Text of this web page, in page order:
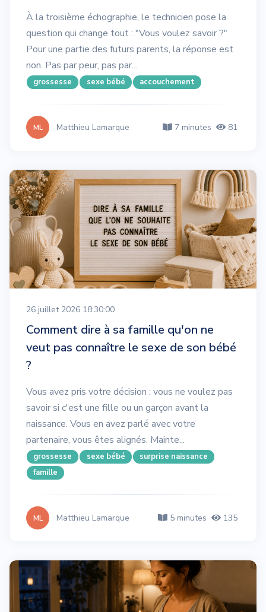
À la troisième échographie, le technicien pose la
question qui change tout : "Vous voulez savoir ?"
Pour une partie des futurs parents, la réponse est
non. Pas par peur, pas par...
grossesse sexe bébé accouchement
ML Matthieu Lamarque 7 minutes 81
26 juillet 2026 18:30:00
Comment dire à sa famille qu'on ne
veut pas connaître le sexe de son bébé
?
Vous avez pris votre décision : vous ne voulez pas
savoir si c'est une fille ou un garçon avant la
naissance. Vous en avez parlé avec votre
partenaire, vous êtes alignés. Mainte...
grossesse sexe bébé
surprise naissance
famille
ML Matthieu Lamarque 5 minutes 135